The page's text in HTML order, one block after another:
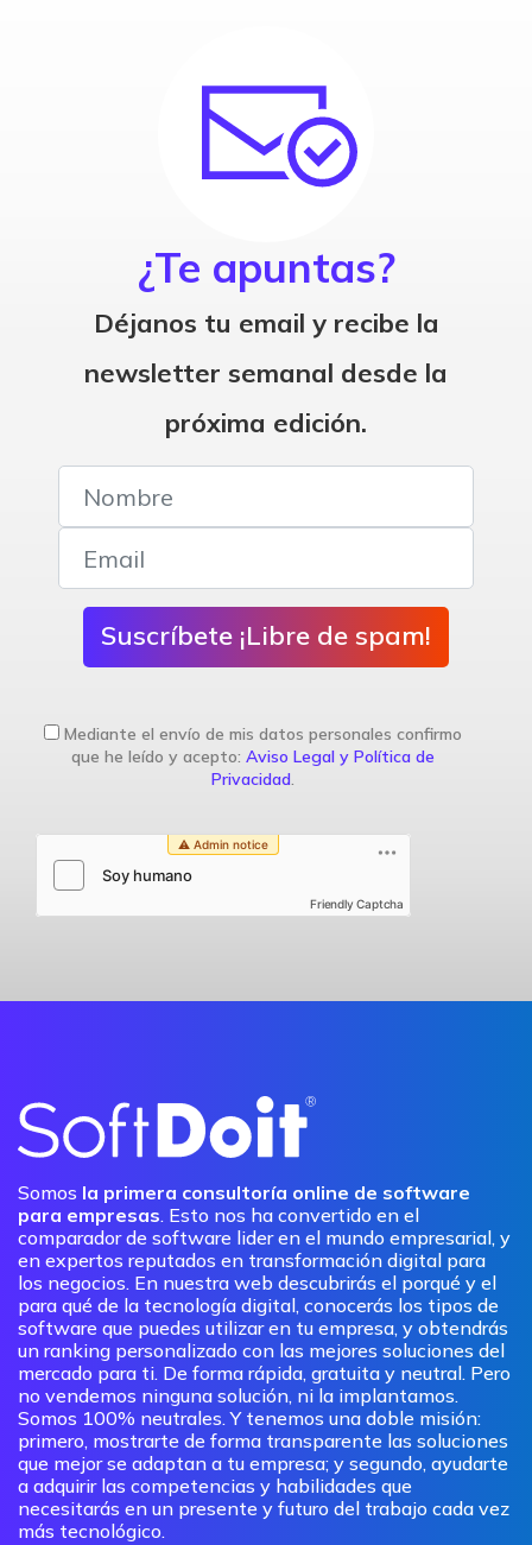
¿Te apuntas?
Déjanos tu email y recibe la
newsletter semanal desde la
próxima edición.
Suscríbete ¡Libre de spam!
Mediante el envío de mis datos personales confirmo
que he leído y acepto: Aviso Legal y Política de
Privacidad.
Friendly Captcha
Somos la primera consultoría online de software
para empresas. Esto nos ha convertido en el
comparador de software lider en el mundo empresarial, y
en expertos reputados en transformación digital para
los negocios. En nuestra web descubrirás el porqué y el
para qué de la tecnología digital, conocerás los tipos de
software que puedes utilizar en tu empresa, y obtendrás
un ranking personalizado con las mejores soluciones del
mercado para ti. De forma rápida, gratuita y neutral. Pero
no vendemos ninguna solución, ni la implantamos.
Somos 100% neutrales. Y tenemos una doble misión:
primero, mostrarte de forma transparente las soluciones
que mejor se adaptan a tu empresa; y segundo, ayudarte
a adquirir las competencias y habilidades que
necesitarás en un presente y futuro del trabajo cada vez
más tecnológico.